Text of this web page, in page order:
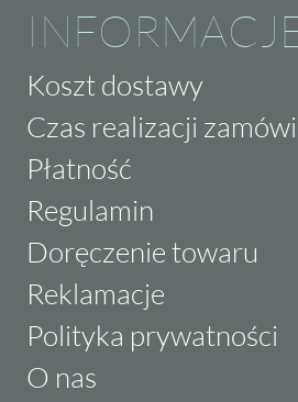
Koszt dostawy
Czas realizacji
Płatność
Regulamin
Doręczenie towaru
Reklamacje
Polityka prywatności
O nas